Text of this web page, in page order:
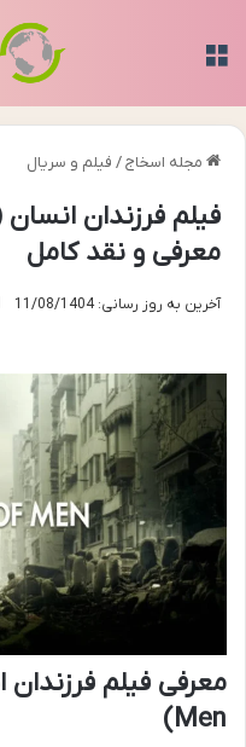
مجله اسخاج/ فیلم و سریال
معرفی و نقد کامل
آخرین به روز رسانی: 11/08/1404
Men)